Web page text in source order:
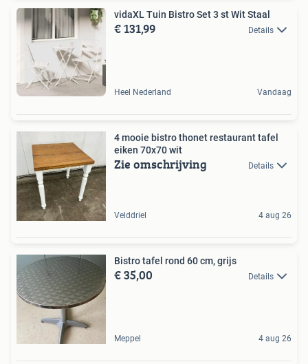
vidaXL Tuin Bistro Set 3 st Wit Staal
€ 131,99 Details
Heel Nederland Vandaag
4 mooie bistro thonet restaurant tafel
eiken 70x70 wit
Zie omschrijving Details
Velddriel 4 aug 26
Bistro tafel rond 60 cm, grijs
€ 35,00 Details
Meppel 4 aug 26